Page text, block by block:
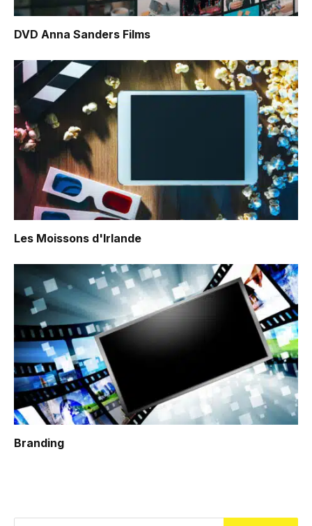
DVD Anna Sanders Films
Les Moissons d'Irlande
Branding